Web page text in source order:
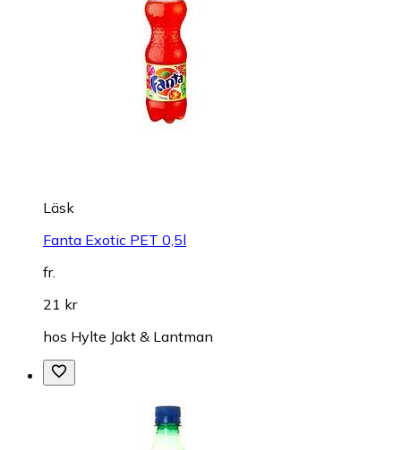
Läsk
Fanta Exotic PET 0,5l
fr.
21 kr
hos Hylte Jakt & Lantman